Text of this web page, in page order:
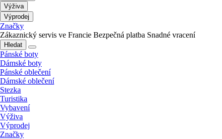
Výživa
Výprodej
Značky
Zákaznický servis ve Francie Bezpečná platba Snadné vracení
Hledat
Pánské boty
Dámské boty
Pánské oblečení
Dámské oblečení
Stezka
Turistika
Vybavení
Výživa
Výprodej
Značky